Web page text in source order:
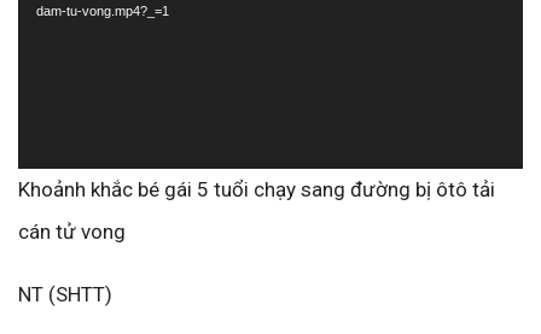
dam-tu-vong.mp4?_=1
Khoảnh khắc bé gái 5 tuổi chạy sang đường bị ôtô tải
cán tử vong
NT (SHTT)